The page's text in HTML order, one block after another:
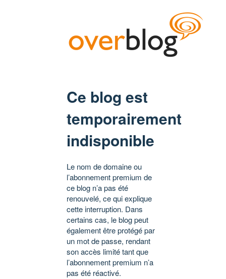
Ce blog est
temporairement
indisponible
Le nom de domaine ou
l’abonnement premium de
ce blog n’a pas été
renouvelé, ce qui explique
cette interruption. Dans
certains cas, le blog peut
également être protégé par
un mot de passe, rendant
son accès limité tant que
l’abonnement premium n’a
pas été réactivé.